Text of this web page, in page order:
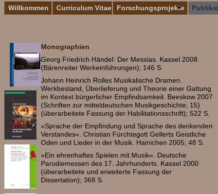
Willkommen Curriculum Vitae Forschungsprojekte
Monographien
Georg Friedrich Händel: Der Messias. Kassel 2008
(Bärenreiter Werkeinführungen); 146 S.
Johann Heinrich Rolles Musikalische Dramen.
Werkbestand, Überlieferung und Theorie einer Gattung
im Kontext bürgerlicher Empfindsamkeit. Beeskow 2007
(Schriften zur mitteldeutschen Musikgeschichte; 15)
(überarbeitete Fassung der Habilitationsschrift); 522 S.
»Sprache der Empfindung und Sprache des denkenden
Verstandes«. Christian Fürchtegott Gellerts Geistliche
Oden und Lieder in der Musik. Hainichen 2005; 48 S.
»Ein ehrenhaftes Spielen mit Musik«. Deutsche
Parodiemessen des 17. Jahrhunderts. Kassel 2000
(überarbeitete und erweiterte Fassung der
Dissertation); 368 S.